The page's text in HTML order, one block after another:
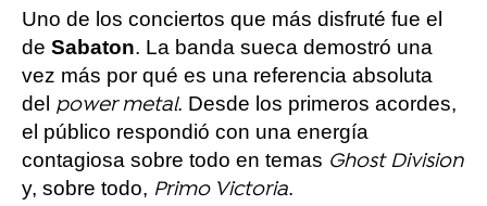
Uno de los conciertos que más disfruté fue el
de Sabaton. La banda sueca demostró una
vez más por qué es una referencia absoluta
del power metal. Desde los primeros acordes,
el público respondió con una energía
contagiosa sobre todo en temas Ghost Division
y, sobre todo, Primo Victoria.